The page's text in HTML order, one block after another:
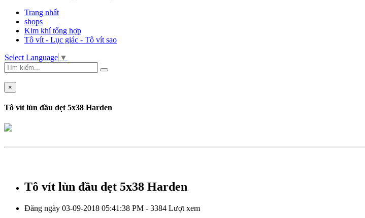
Trang nhất
shops
Kim khí tổng hợp
Tô vít - Lục giác - Tô vít sao
Select Language ▼
×
Tô vít lùn đầu dẹt 5x38 Harden
Tô vít lùn đầu dẹt 5x38 Harden
Đăng ngày 03-09-2018 05:41:38 PM - 3384 Lượt xem